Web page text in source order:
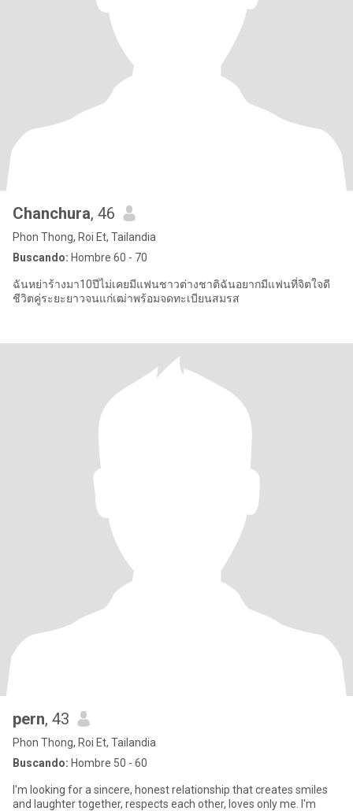
Chanchura, 46
Phon Thong, Roi Et, Tailandia
Buscando: Hombre 60 - 70
ฉันหย่าร้างมา10ปีไม่เคยมีแฟนชาวต่างชาติฉันอยากมีแฟนที่จิตใจดี
ชีวิตคู่ระยะยาวจนแก่เฒ่าพร้อมจดทะเบียนสมรส
pern, 43
Phon Thong, Roi Et, Tailandia
Buscando: Hombre 50 - 60
I'm looking for a sincere, honest relationship that creates smiles
and laughter together, respects each other, loves only me. I'm